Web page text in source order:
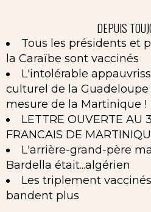
DEPUIS
Tous les présidents et
la Caraïbe sont vaccinés
L'intolérable
culturel de la
mesure de la Martinique !
LETTRE OUVERTE AU
FRANCAIS DE
L'arrière-grand-père
Bardella était...algérien
Les triplement
bandent plus